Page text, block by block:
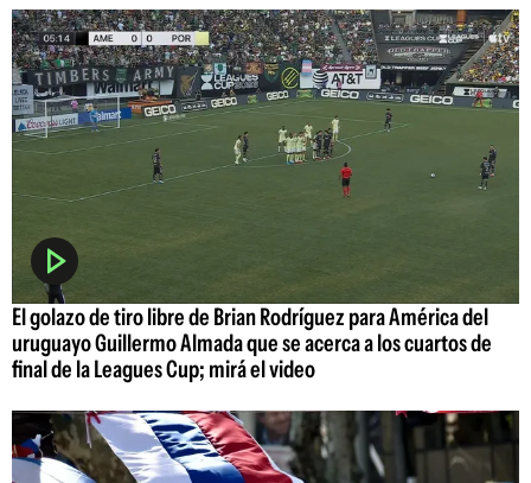
El golazo de tiro libre de Brian Rodríguez para América del
uruguayo Guillermo Almada que se acerca a los cuartos de
final de la Leagues Cup; mirá el video